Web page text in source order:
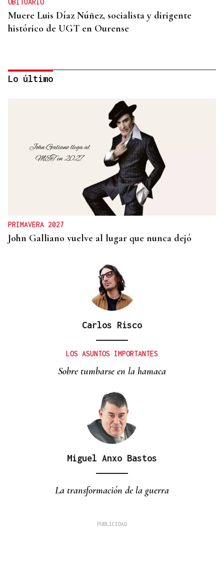
OBITUARIO
Muere Luis Díaz Núñez, socialista y dirigente
histórico de UGT en Ourense
Un herido en la colisión entre dos coches en la
entrada a las termas de Outariz
Lo último
PRIMAVERA 2027
John Galliano vuelve al lugar que nunca dejó
Carlos Risco
LOS ASUNTOS IMPORTANTES
Sobre tumbarse en la hamaca
Miguel Anxo Bastos
La transformación de la guerra